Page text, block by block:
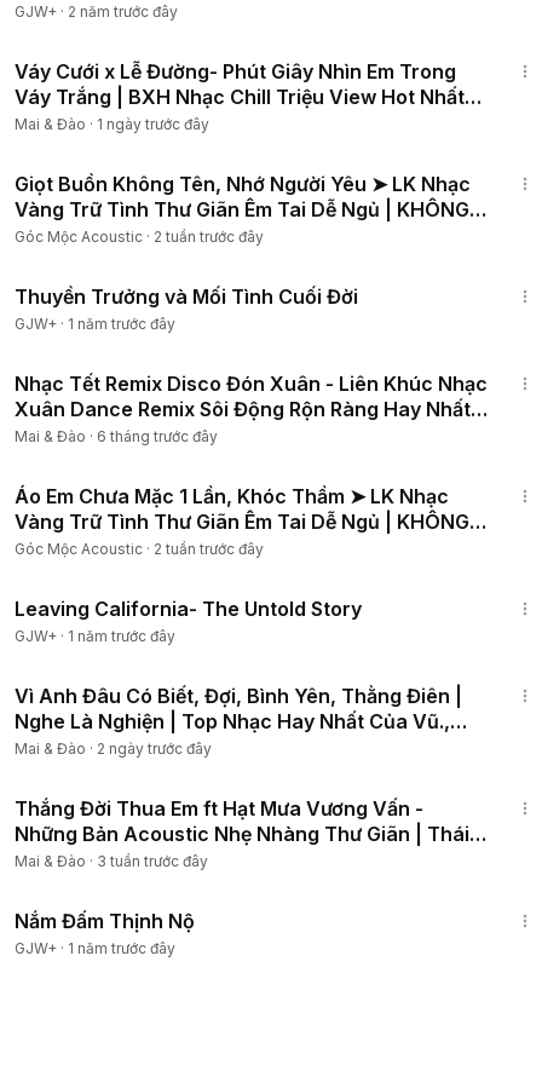
GJW+ · 2 năm trước đây
Váy Cưới x Lễ Đường- Phút Giây Nhìn Em Trong
Váy Trắng | BXH Nhạc Chill Triệu View Hot Nhất
Hiện Nay
Mai & Đào · 1 ngày trước đây
Giọt Buồn Không Tên, Nhớ Người Yêu ➤ LK Nhạc
Vàng Trữ Tình Thư Giãn Êm Tai Dễ Ngủ | KHÔNG
QUẢNG CÁO
Góc Mộc Acoustic · 2 tuần trước đây
Thuyền Trưởng và Mối Tình Cuối Đời
GJW+ · 1 năm trước đây
Nhạc Tết Remix Disco Đón Xuân - Liên Khúc Nhạc
Xuân Dance Remix Sôi Động Rộn Ràng Hay Nhất
Tuyển Chọn
Mai & Đào · 6 tháng trước đây
Áo Em Chưa Mặc 1 Lần, Khóc Thầm ➤ LK Nhạc
Vàng Trữ Tình Thư Giãn Êm Tai Dễ Ngủ | KHÔNG
QUẢNG CÁO
Góc Mộc Acoustic · 2 tuần trước đây
Leaving California- The Untold Story
GJW+ · 1 năm trước đây
Vì Anh Đâu Có Biết, Đợi, Bình Yên, Thằng Điên |
Nghe Là Nghiện | Top Nhạc Hay Nhất Của Vũ.,
JustaTee
Mai & Đào · 2 ngày trước đây
Thắng Đời Thua Em ft Hạt Mưa Vương Vấn -
Những Bản Acoustic Nhẹ Nhàng Thư Giãn | Thái
Học
Mai & Đào · 3 tuần trước đây
Nắm Đấm Thịnh Nộ
GJW+ · 1 năm trước đây